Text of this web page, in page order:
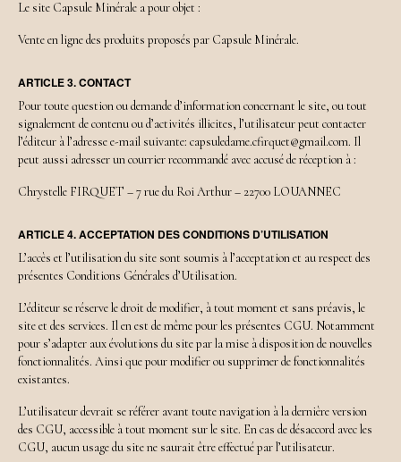
Le site Capsule Minérale a pour objet :
Vente en ligne des produits proposés par Capsule Minérale.
ARTICLE 3. CONTACT
Pour toute question ou demande d’information concernant le site, ou tout
signalement de contenu ou d’activités illicites, l’utilisateur peut contacter
l’éditeur à l’adresse e-mail suivante: capsuledame.cfirquet@gmail.com. Il
peut aussi adresser un courrier recommandé avec accusé de réception à :
Chrystelle FIRQUET – 7 rue du Roi Arthur – 22700 LOUANNEC
ARTICLE 4. ACCEPTATION DES CONDITIONS D’UTILISATION
L’accès et l’utilisation du site sont soumis à l’acceptation et au respect des
présentes Conditions Générales d’Utilisation.
L’éditeur se réserve le droit de modifier, à tout moment et sans préavis, le
site et des services. Il en est de même pour les présentes CGU. Notamment
pour s’adapter aux évolutions du site par la mise à disposition de nouvelles
fonctionnalités. Ainsi que pour modifier ou supprimer de fonctionnalités
existantes.
L’utilisateur devrait se référer avant toute navigation à la dernière version
des CGU, accessible à tout moment sur le site. En cas de désaccord avec les
CGU, aucun usage du site ne saurait être effectué par l’utilisateur.